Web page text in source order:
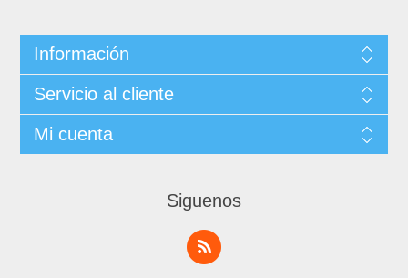
Información
Servicio al cliente
Mi cuenta
Siguenos